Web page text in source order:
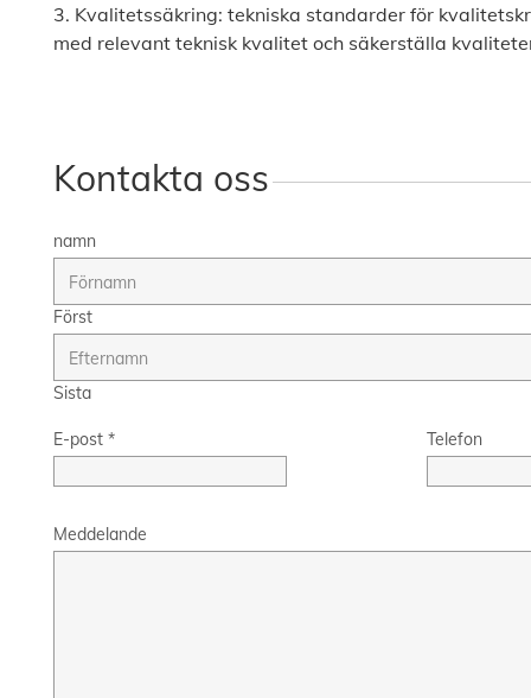
3. Kvalitetssäkring: tekniska standarder för
med relevant teknisk kvalitet och säkerställa
Kontakta oss
namn
Först
Sista
E-post * Telefon
Meddelande